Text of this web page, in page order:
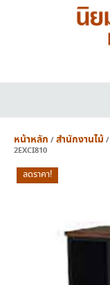
หน้าหลัก /สำนักงานไม้/
2EXCI810
ลดราคา!